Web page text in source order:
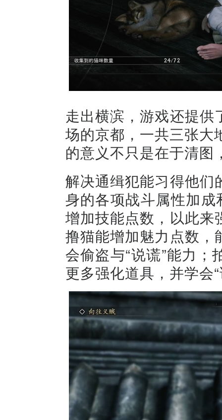
走出横滨，游戏还提
场的京都，一共三张大
的意义不只是在于清图
解决通缉犯能习得他
身的各项战斗属性加成
增加技能点数，以此
撸猫能增加魅力点数
会偷盗与“说谎”能力
更多强化道具，并学会